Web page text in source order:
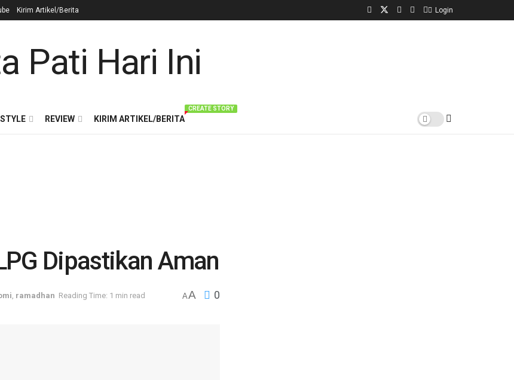
Kirim Artikel/Berita Login
REVIEW KIRIM ARTIKEL/BERITA
CREATE STORY
Dipastikan Aman
ramadhan Reading Time: 1 min read AA 0